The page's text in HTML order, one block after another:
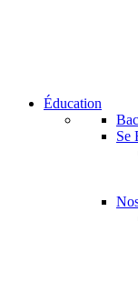
Éducation
Se